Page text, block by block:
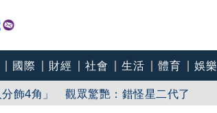
國際 財經 社會 生活 體育 娛樂
襲、學歷造假 辯：無法讓每個人相信我
飾4角」 觀眾驚艷：錯怪星二代了